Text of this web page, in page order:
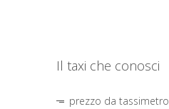
Il taxi che conosci
prezzo da tassimetro